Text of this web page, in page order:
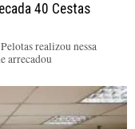
40 Cestas
realizou nessa
arrecadou